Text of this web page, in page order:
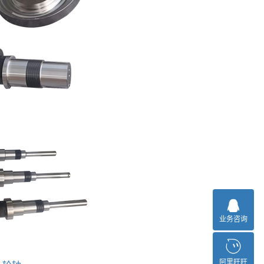
业务咨询
阿里旺旺